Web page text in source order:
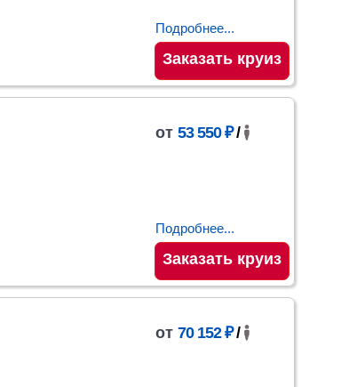
Подробнее...
Заказать круиз
от 53 550 ₽/
Подробнее...
Заказать круиз
от 70 152 ₽/